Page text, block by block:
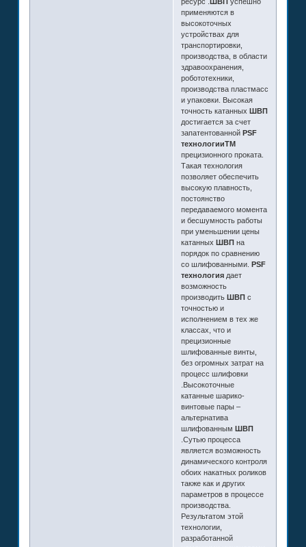
применяются в
высокоточных
устройствах для
транспортировки,
производства, в области
здравоохранения,
робототехники,
производства пластмасс
и упаковки. Высокая
точность катанных ШВП
достигается за счет
запатентованной PSF
технологииТМ
прецизионного проката.
Такая технология
позволяет обеспечить
высокую плавность,
постоянство
передаваемого момента
и бесшумность работы
при уменьшении цены
катанных ШВПна
порядок по сравнению
со шлифованными. PSF
технология дает
возможность
производить ШВПс
точностью и
исполнением в тех же
классах, что и
прецизионные
шлифованные винты,
без огромных затрат на
процесс шлифовки
.Высокоточные
катанные шарико-
винтовые пары –
альтернатива
шлифованным ШВП
.Сутью процесса
является возможность
динамического контроля
обоих накатных роликов
также как и других
параметров в процессе
производства.
Результатом этой
технологии,
разработанной